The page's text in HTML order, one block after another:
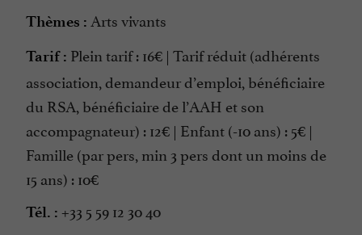
Thèmes : Arts vivants
Tarif : Plein tarif : 16€ | Tarif réduit (adhérents
association, demandeur d’emploi, bénéficiaire
du RSA, bénéficiaire de l’AAH et son
accompagnateur) : 12€ | Enfant (-10 ans) : 5€ |
Famille (par pers, min 3 pers dont un moins de
15 ans) : 10€
Tél. : +33 5 59 12 30 40